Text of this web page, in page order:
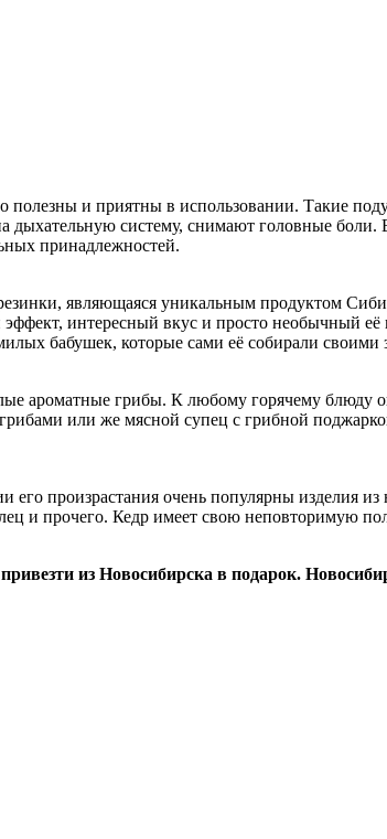
и приятны в использовании. Такие
дыхательную систему, снимают головные боли.
принадлежностей.
являющаяся уникальным продуктом
интересный вкус и просто необычный её
бабушек, которые сами её собирали своими
ароматные грибы. К любому горячему
грибами или же мясной супец с грибной
произрастания очень популярны изделия
и прочего. Кедр имеет свою неповторимую